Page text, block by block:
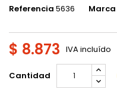
Referencia 5636 Marca
$ 8.873 IVA incluído
Cantidad